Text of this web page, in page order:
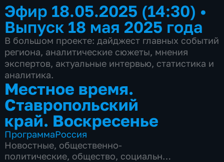
Эфир 18.05.2025 (14:30) •
Выпуск 18 мая 2025 года
В большом проекте: дайджест главных событий
региона, аналитические сюжеты, мнения
экспертов, актуальные интервью, статистика и
аналитика.
Местное время.
Ставропольский
край. Воскресенье
ПрограммаРоссия
Новостные, общественно-
политические, общество, социально-